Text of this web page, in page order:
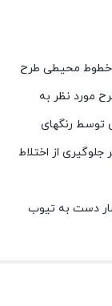
خطوط محیطی طرح
مورد نظر به
رنگهای
جلوگیری از اختلاط
دست به تیوب